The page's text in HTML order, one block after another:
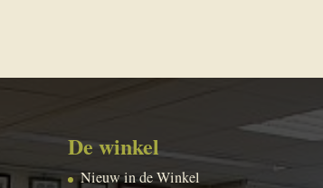
De winkel
Nieuw in de Winkel